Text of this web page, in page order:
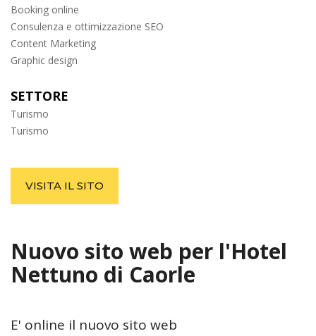
Booking online
Consulenza e ottimizzazione SEO
Content Marketing
Graphic design
SETTORE
Turismo
Turismo
VISITA IL SITO
Nuovo sito web per l'Hotel
Nettuno di Caorle
E' online il nuovo sito web